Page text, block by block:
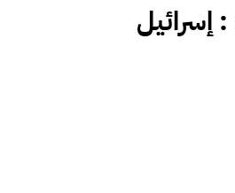
:إسرائيل